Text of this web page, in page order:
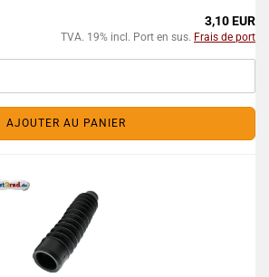
3,10 EUR
TVA. 19% incl. Port en sus. Frais de port
AJOUTER AU PANIER